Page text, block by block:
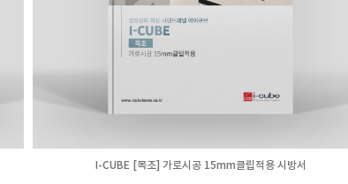
I-CUBE [목조] 가로시공 15mm클립적용 시방서